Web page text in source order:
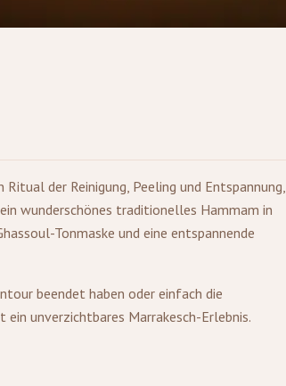
der Reinigung, Peeling und Entspannung,
wunderschönes traditionelles Hammam in
Tonmaske und eine entspannende
beendet haben oder einfach die
unverzichtbares Marrakesch-Erlebnis.